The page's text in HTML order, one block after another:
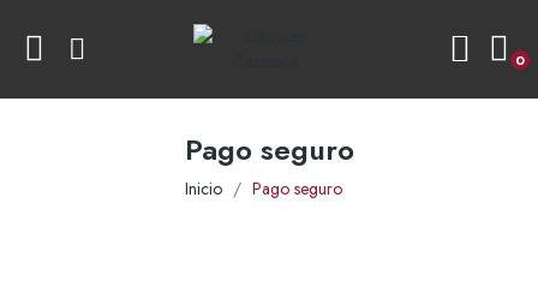
0
Pago seguro
Inicio Pago seguro